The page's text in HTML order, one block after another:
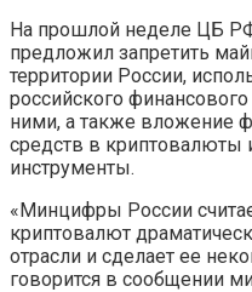
На прошлой неделе ЦБ
предложил запретить
территории России,
российского
ними, а также вложение
средств в криптовалюты
инструменты.
«Минцифры России
криптовалют
отрасли и сделает ее
говорится в сообщении